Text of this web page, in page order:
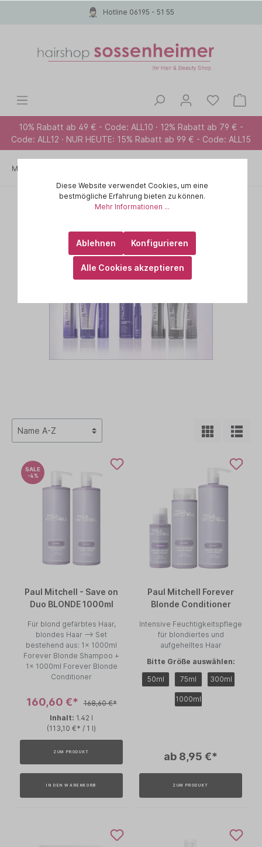
Hotline 06195 - 51 55
10% Rabatt ab 49 € - Code: ALL10 · 12% Rabatt ab 79 € -
Code: ALL12 · NUR HEUTE: 15% Rabatt ab 99 € - Code: ALL15
Marken A-Z
SALE
-4%
Paul Mitchell - Save on
Duo BLONDE 1000ml
Für blond gefärbtes Haar,
blondes Haar --> Set
bestehend aus: 1x 1000ml
Forever Blonde Shampoo +
1x 1000ml Forever Blonde
Conditioner
160,60 €*
168,60 €*
Inhalt: 1.42 l
(113,10 €* / 1 l)
ZUM PRODUKT
IN DEN WARENKORB
Paul Mitchell Forever
Blonde Conditioner
Intensive Feuchtigkeitspflege
für blondiertes und
aufgehelltes Haar
Bitte Größe auswählen:
50ml
75ml 300ml
1000ml
ab 8,95 €*
ZUM PRODUKT
Diese Website verwendet Cookies, um eine
bestmögliche Erfahrung bieten zu können.
Mehr Informationen ...
Ablehnen Konfigurieren
Alle Cookies akzeptieren